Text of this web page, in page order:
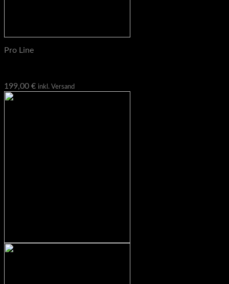
Pro Line
199,00 € inkl. Versand